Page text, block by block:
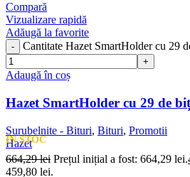
Compară
Vizualizare rapidă
Adăugă la favorite
Cantitate Hazet SmartHolder cu 29
Adaugă în coș
Hazet SmartHolder cu 29 de
Surubelnite - Bituri, Bituri, Promotii
Hazet
IN STOC
664,29lei Prețul inițial a fost: 664,29 lei.
459,80 lei.